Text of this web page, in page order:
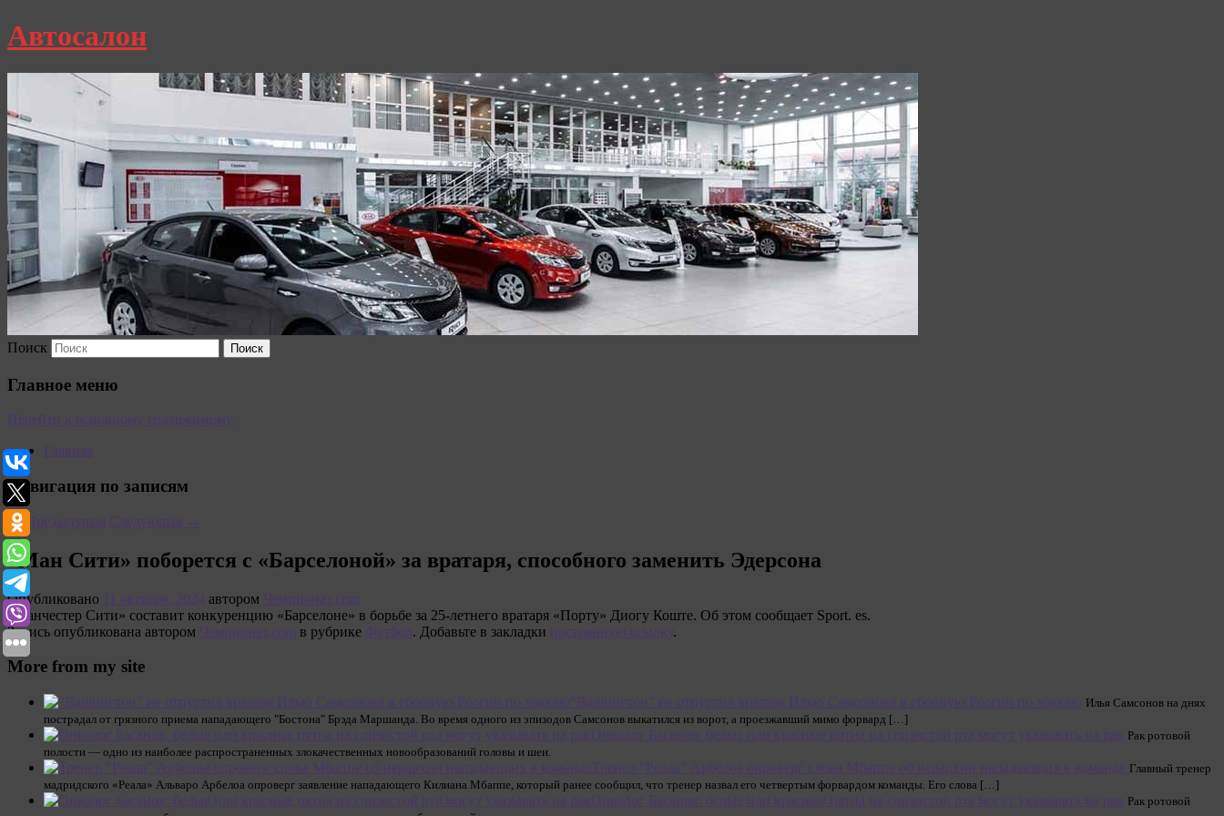
Автосалон
Поиск
Главное меню
Перейти к основному содержимому
Главная
Навигация по записям
←Предыдущая Следующая →
«Ман Сити» поборется с «Барселоной» за вратаря, способного заменить Эдерсона
Опубликовано 11 октября, 2024 автором Чемпионат.com
«Манчестер Сити» составит конкуренцию «Барселоне» в борьбе за 25-летнего вратаря «Порту» Диогу Коште. Об этом сообщает Sport. es.
Запись опубликована автором Чемпионат.com в рубрике Футбол. Добавьте в закладки постоянную ссылку.
More from my site
“Вашингтон” не отпустил вратаря Илью Самсонова в сборную России по хоккею Илья Самсонов на днях
пострадал от грязного приема нападающего "Бостона" Брэда Маршанда. Во время одного из эпизодов Самсонов выкатился из ворот, а проезжавший мимо форвард […]
Онколог Басанов: белые или красные пятна на слизистой рта могут указывать на рак Рак ротовой
полости — одно из наиболее распространенных злокачественных новообразований головы и шеи.
Тренер “Реала” Арбелоа опроверг слова Мбаппе об иерархии нападающих в команде Главный тренер
мадридского «Реала» Альваро Арбелоа опроверг заявление нападающего Килиана Мбаппе, который ранее сообщил, что тренер назвал его четвертым форвардом команды. Его слова […]
Онколог Басанов: белые или красные пятна на слизистой рта могут указывать на рак Рак ротовой